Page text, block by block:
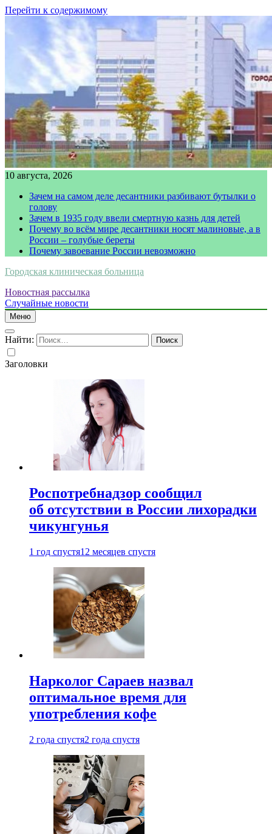
Перейти к содержимому
10 августа, 2026
Зачем на самом деле десантники разбивают бутылки о
голову
Зачем в 1935 году ввели смертную казнь для детей
Почему во всём мире десантники носят малиновые, а в
России – голубые береты
Почему завоевание России невозможно
Городская клиническая больница
Новостная рассылка
Случайные новости
Меню
Найти:
Заголовки
Роспотребнадзор сообщил
об отсутствии в России лихорадки
чикунгунья
1 год спустя12 месяцев спустя
Нарколог Сараев назвал
оптимальное время для
употребления кофе
2 года спустя2 года спустя